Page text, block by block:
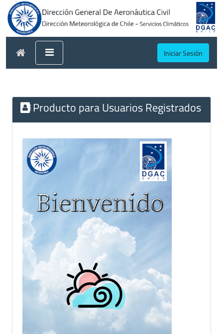
Iniciar Sesión
Producto para Usuarios Registrados